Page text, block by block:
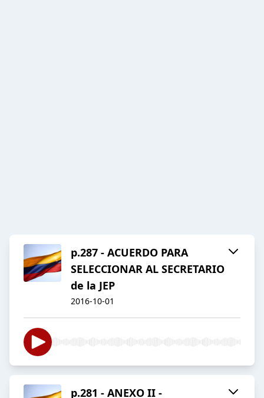
p.287 - ACUERDO PARA
SELECCIONAR AL SECRETARIO
de la JEP
2016-10-01
p.281 - ANEXO II -